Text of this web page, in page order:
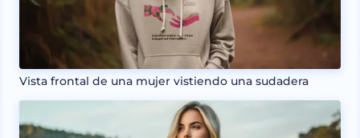
Vista frontal de una mujer vistiendo una sudadera